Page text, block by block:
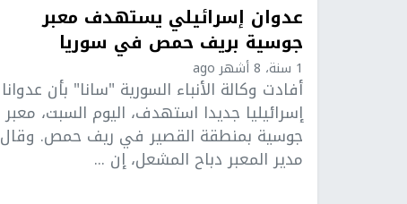
عدوان إسرائيلي يستهدف معبر
جوسية بريف حمص في سوريا
1 سنة، 8 أشهر ago
أفادت وكالة الأنباء السورية "سانا" بأن عدوانا
إسرائيليا جديدا استهدف، اليوم السبت، معبر
جوسية بمنطقة القصير في ريف حمص. وقال
مدير المعبر دباح المشعل، إن ...